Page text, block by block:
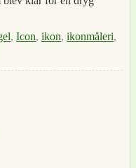
, Icon, ikon, ikonmåleri,